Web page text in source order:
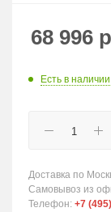
68 996
Есть в наличии
Доставка по
Самовывоз из
Телефон: +7